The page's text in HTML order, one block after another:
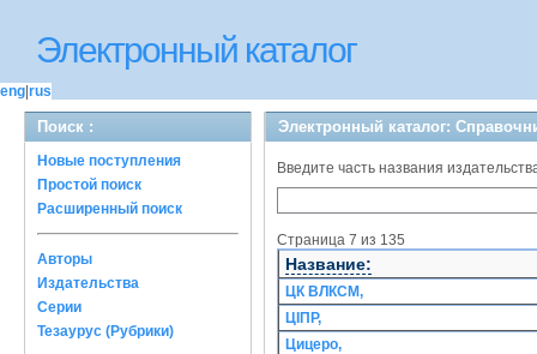
Электронный каталог
eng rus
Поиск :
Новые поступления
Простой поиск
Расширенный поиск
Авторы
Издательства
Серии
Тезаурус (Рубрики)
Электронный каталог:
Введите часть названия
Страница 7 из 135
Название:
ЦК ВЛКСМ,
ЦІПР,
Цицеро,